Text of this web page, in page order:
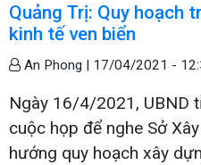
Quảng Trị: Quy hoạch
kinh tế ven biển
An Phong | 17/04/2021 -
Ngày 16/4/2021, UBND
cuộc họp để nghe Sở
hướng quy hoạch xây